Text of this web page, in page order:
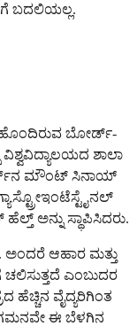
ಬದಲಿಯಲ್ಲ.
ಹೊಂದಿರುವ ಬೋರ್ಡ್-
ಶಾಲಾ
ಮೌಂಟ್ ಸಿನಾಯ್
ಅನ್ನು ಸ್ಥಾಪಿಸಿದರು.
ಅಂದರೆ ಆಹಾರ ಮತ್ತು
ಚಲಿಸುತ್ತದೆ ಎಂಬುದರ
ಹೆಚ್ಚಿನ ವೈದ್ಯರಿಗಿಂತ
ಗಮನವೇ ಈ ಬೆಳಗಿನ